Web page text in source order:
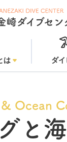
は ダ
Ocean
と